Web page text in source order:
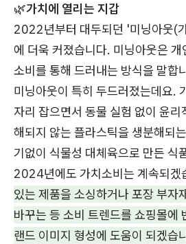
🌿가치에 열리는 지갑
2022년부터 대두되던 '미닝아웃(
에 더욱 커졌습니다. 미닝아웃은
소비를 통해 드러내는 방식을 말합
미닝아웃이 특히 두드러졌는데요.
자리 잡으면서 동물 실험 없이 윤
해되지 않는 플라스틱을 생분해되
기없이 식물성 대체육으로 만든 식
2024년에도 가치소비는 계속되겠
있는 제품을 소싱하거나 포장 부자
바꾸는 등 소비 트렌드를 쇼핑몰에
랜드 이미지 형성에 도움이 되겠습